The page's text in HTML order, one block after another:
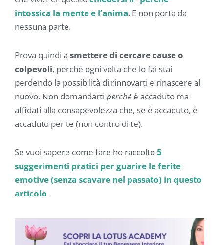
intossica la mente e l’anima. E non porta da
nessuna parte.
Prova quindi a smettere di cercare cause o
colpevoli, perché ogni volta che lo fai stai
perdendo la possibilità di rinnovarti e rinascere al
nuovo. Non domandarti perché è accaduto ma
affidati alla consapevolezza che, se è accaduto, è
accaduto per te (non contro di te).
Se vuoi sapere come fare ho raccolto5
suggerimenti pratici perguarire le ferite
emotive (senza scavare nel passato) in questo
articolo.